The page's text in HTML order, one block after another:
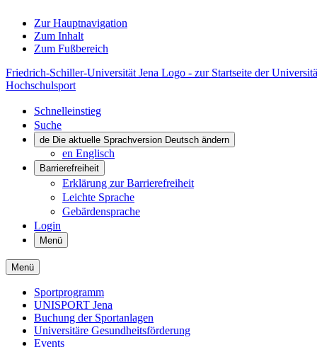
Zur Hauptnavigation
Zum Inhalt
Zum Fußbereich
Friedrich-Schiller-Universität Jena Logo - zur Startseite der
Hochschulsport
Schnelleinstieg
Suche
de Die aktuelle Sprachversion Deutsch ändern
en Englisch
Barrierefreiheit
Erklärung zur Barrierefreiheit
Leichte Sprache
Gebärdensprache
Login
Menü
Menü
Sportprogramm
UNISPORT Jena
Buchung der Sportanlagen
Universitäre Gesundheitsförderung
Events